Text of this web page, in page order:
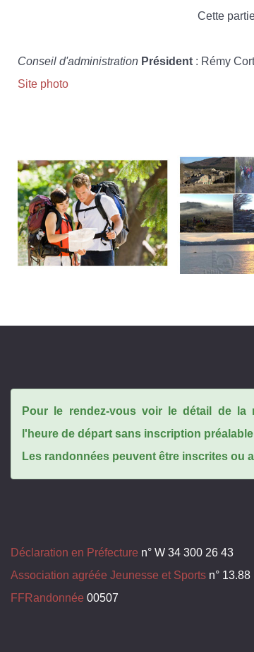
Cette
Conseil d'administration Président : Rémy
Site photo
Pour le rendez-vous voir le détail de la
l'heure de départ sans inscription
Les randonnées peuvent être inscrites ou
Déclaration en Préfecture n° W 34 300 26 43
Association agréée Jeunesse et Sports n° 13.88
FFRandonnée 00507